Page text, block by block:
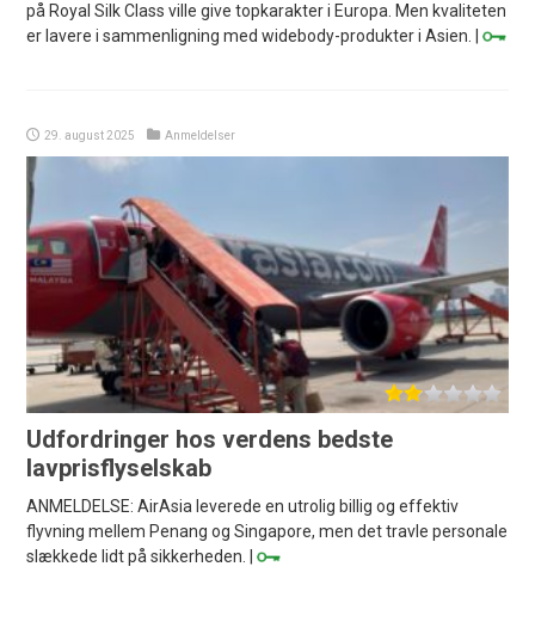
på Royal Silk Class ville give topkarakter i Europa. Men kvaliteten
er lavere i sammenligning med widebody-produkter i Asien. |
29. august 2025 Anmeldelser
Udfordringer hos verdens bedste
lavprisflyselskab
ANMELDELSE: AirAsia leverede en utrolig billig og effektiv
flyvning mellem Penang og Singapore, men det travle personale
slækkede lidt på sikkerheden. |